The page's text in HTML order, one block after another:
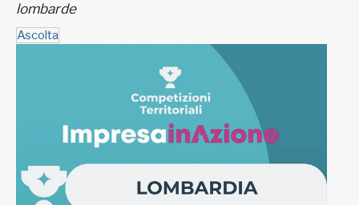
lombarde
Ascolta